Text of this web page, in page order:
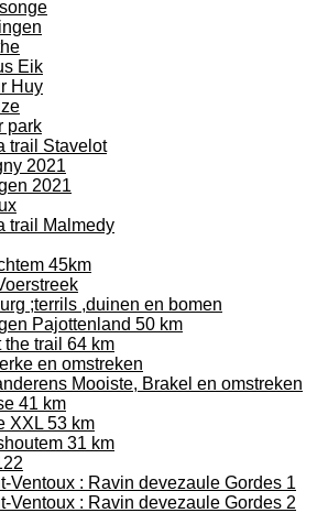
Eik
Huy
park
trail Stavelot
2021
2021
trail Malmedy
45km
;terrils ,duinen en bomen
Pajottenland 50 km
the trail 64 km
en omstreken
Mooiste, Brakel en omstreken
41 km
XXL 53 km
31 km
Ventoux : Ravin devezaule Gordes 1
Ventoux : Ravin devezaule Gordes 2